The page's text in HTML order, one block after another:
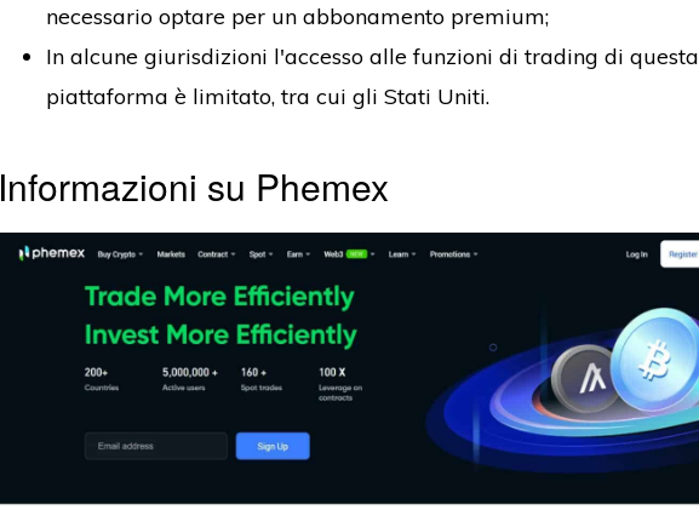
necessario optare per un abbonamento premium;
In alcune giurisdizioni l'accesso alle funzioni di trading di questa
piattaforma è limitato, tra cui gli Stati Uniti.
Informazioni su Phemex